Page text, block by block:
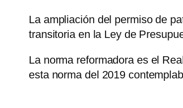
La ampliación del permiso de
transitoria en la Ley de
La norma reformadora es el
esta norma del 2019